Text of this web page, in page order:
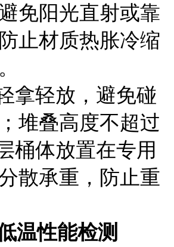
免阳光直射或靠
止材质热胀冷缩
拿轻放，避免碰
堆叠高度不超过
桶体放置在专用
散承重，防止重
温性能检测